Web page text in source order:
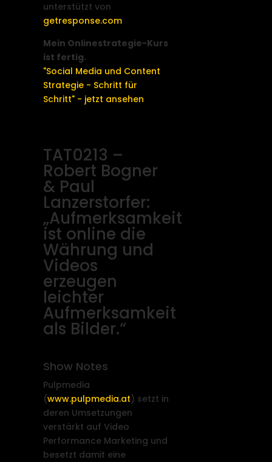
unterstützt von
getresponse.com
Mein Onlinestrategie-Kurs
ist fertig.
"Social Media und Content
Strategie - Schritt für
Schritt" - jetzt ansehen
TAT0213 –
Robert Bogner
& Paul
Lanzerstorfer:
„Aufmerksamkeit
ist online die
Währung und
Videos
erzeugen
leichter
Aufmerksamkeit
als Bilder.“
Show Notes
Pulpmedia
(www.pulpmedia.at) setzt in
deren Umsetzungen
verstärkt auf Video
Performance Marketing und
besetzt damit eine